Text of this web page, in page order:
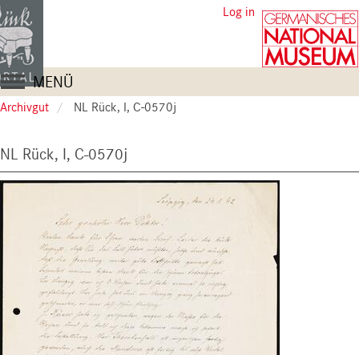
Skip
to
main
content
User
account
menu
Log in
Main
navigation
MENÜ
Archivgut NL Rück, I, C-0570j
NL Rück, I, C-0570j